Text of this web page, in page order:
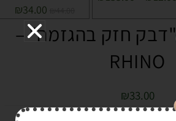
₪34.00
חזק בהגזמה" –
RHINO
₪33.00